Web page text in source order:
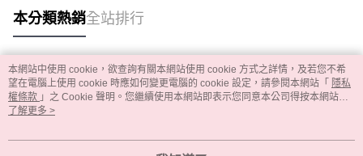
本分類熱銷全站排行
熱門標籤
本網站中使用 cookie，欲查詢有關本網站使用 cookie 方式之詳情，及若您不希
望在電腦上使用 cookie 時應如何變更電腦的 cookie 設定，請參閱本網站「 隱私
權條款 」之 Cookie 聲明。您繼續使用本網站即表示您同意本公司得按本網站使
用條款之 Cookie 聲明使用 cookie。
了解更多 >